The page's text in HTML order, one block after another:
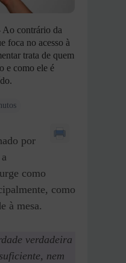
Ao contrário da
foca no acesso à
trata de quem
e como ele é
por
como
como
à mesa.
verdadeira
nem